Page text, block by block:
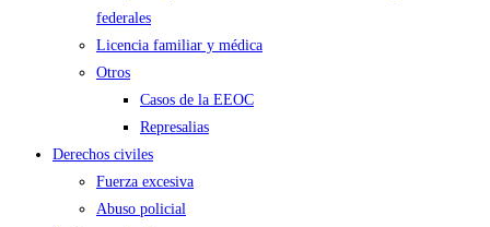
federales
Licencia familiar y médica
Otros
Casos de la EEOC
Represalias
Derechos civiles
Fuerza excesiva
Abuso policial